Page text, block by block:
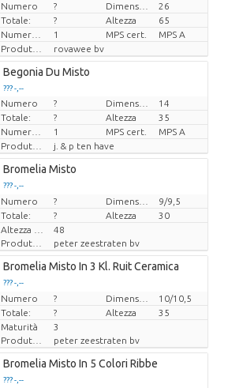
Prezzo x uno
Loading...
??? -,--
Prezzo x uno
Loading...
??? -,--
Prezzo x uno
Loading...
??? -,--
Prezzo x uno
Loading...
??? -,--
Prezzo x uno
Numero ?
26
Totale:
? Altezza
65
Numero di piante/vaso
1 MPS cert.
MPS A
Produttore
rovawee bv
Begonia Du Misto
??? -,--
Prezzo x uno
Numero ?
14
Totale:
? Altezza
35
Numero di piante/vaso
1 MPS cert.
MPS A
Produttore
j. & p ten have
Bromelia Misto
??? -,--
Prezzo x uno
Numero ?
9/9,5
Totale:
? Altezza
30
48
Produttore
peter zeestraten bv
Bromelia Misto In 3 Kl. Ruit Ceramica
??? -,--
Prezzo x uno
Numero ?
10/10,5
Totale:
? Altezza
35
Maturità
3
Produttore
peter zeestraten bv
Bromelia Misto In 5 Colori Ribbe
??? -,--